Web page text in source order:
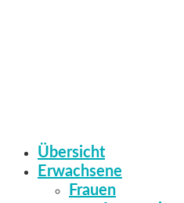
Übersicht
Erwachsene
Frauen